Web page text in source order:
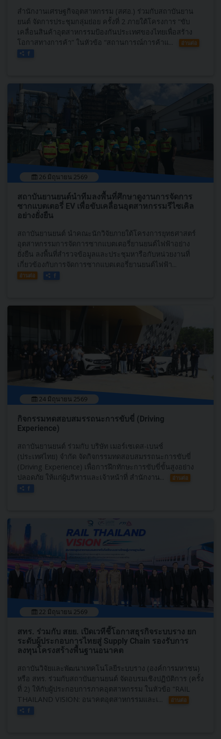
สำนักงานเศรษฐกิจอุตสาหกรรม (สศอ.) ร่วมกับสถาบันยาน
ยนต์ จัดการประชุมกลุ่มย่อย ครั้งที่ 2 ภายใต้โครงการ “ขับ
เคลื่อนสินค้าอุตสาหกรรมป้องกันประเทศของไทยเพื่อสร้าง
โอกาสทางการค้า” ในหัวข้อ “สถานการณ์การค้าแ...
อ่านต่อ
26 มิถุนายน 2569
สถาบันยานยนต์นำทีมลงพื้นที่ศึกษาดูงานการจัดการ
ซากแบตเตอรี่ EV เพื่อขับเคลื่อนอุตสาหกรรมรีไซเคิล
อย่างยั่งยืน
สถาบันยานยนต์ นำคณะนักวิจัยภายใต้โครงการยุทธศาสตร์
อุตสาหกรรมการจัดการซากแบตเตอรี่ยานยนต์ไฟฟ้าอย่าง
ยั่งยืน ลงพื้นที่สำรวจข้อมูลและประชุมหารือกับหน่วยงานที่
เกี่ยวข้องกับการจัดการซากแบตเตอรี่ยานยนต์ไฟฟ้า...
อ่านต่อ
24 มิถุนายน 2569
กิจกรรมทดสอบสมรรถนะการขับขี่ (Driving
Experience)
สถาบันยานยนต์ ร่วมกับ บริษัท เมอร์เซเดส-เบนซ์
(ประเทศไทย) จำกัด จัดกิจกรรมทดสอบสมรรถนะการขับขี่
(Driving Experience) เพื่อการฝึกทักษะการขับขี่ขั้นสูงอย่าง
ปลอดภัย ให้แก่ผู้บริหารและเจ้าหน้าที่ สำนักงาน...
อ่านต่อ
22 มิถุนายน 2569
สทร. ร่วมกับ สยย. เปิดเวทีชี้โอกาสธุรกิจระบบราง ยก
ระดับผู้ประกอบการไทยสู่ Supply Chain รองรับการ
ลงทุนโครงสร้างพื้นฐานอนาคต
สถาบันวิจัยและพัฒนาเทคโนโลยีระบบราง (องค์การมหาชน)
หรือ สทร. ร่วมกับสถาบันยานยนต์ จัดอบรมเชิงปฏิบัติการ (ครั้ง
ที่ 2) ให้กับผู้ประกอบการภาคอุตสาหกรรม ในหัวข้อ “RAIL
THAILAND VISION: อนาคตอุตสาหกรรมและเ...
อ่านต่อ